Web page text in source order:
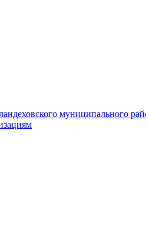
муниципального